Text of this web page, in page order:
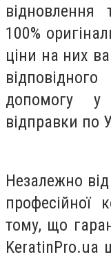
відновлення
100%
ціни на них
допомогу у
відправки по
Незалежно
професійної
тому, що
KeratinPro.ua